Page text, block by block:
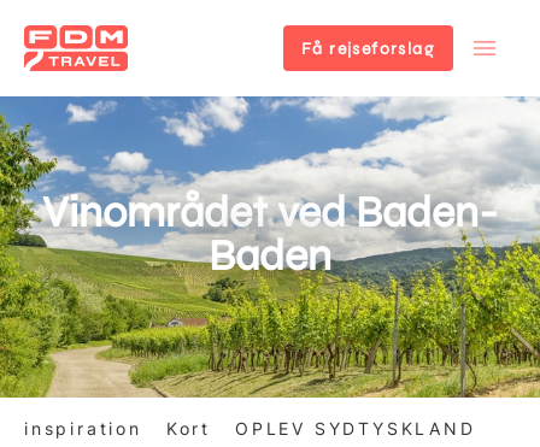
Gå
til
hovedindhold
Få rejseforslag
Vinområdet ved Baden-
Baden
inspiration Kort OPLEV SYDTYSKLAND